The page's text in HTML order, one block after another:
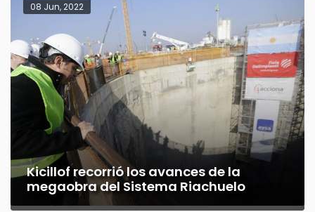
08 Jun, 2022
Kicillof recorrió los avances de la
megaobra del Sistema Riachuelo